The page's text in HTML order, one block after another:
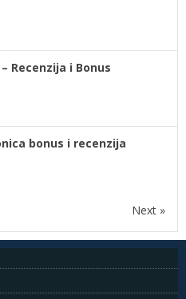
Recenzija i Bonus
bonus i recenzija
Next »